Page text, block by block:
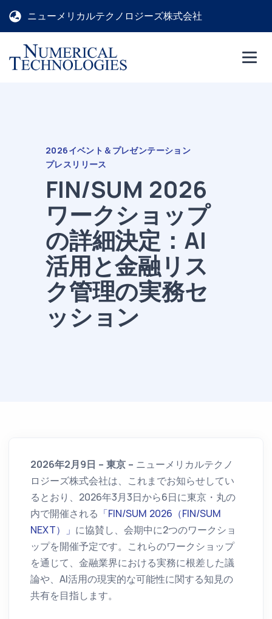
ニューメリカルテクノロジーズ株式会社
2026イベント＆プレゼンテーション
プレスリリース
FIN/SUM 2026
ワークショップ
の詳細決定：AI
活用と金融リス
ク管理の実務セ
ッション
2026年2月9日 – 東京 – ニューメリカルテクノ
ロジーズ株式会社は、これまでお知らせしてい
るとおり、2026年3月3日から6日に東京・丸の
内で開催される 「FIN/SUM 2026（FIN/SUM
NEXT）」 に協賛し、会期中に2つのワークショ
ップを開催予定です。これらのワークショップ
を通じて、金融業界における実務に根差した議
論や、AI活用の現実的な可能性に関する知見の
共有を目指します。